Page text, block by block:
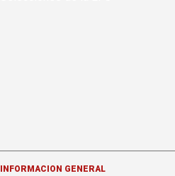
INFORMACION GENERAL